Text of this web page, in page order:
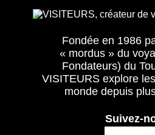
Fondée en 1986
« mordus » du
Fondateurs) du
VISITEURS explore
monde depuis
Suivez-